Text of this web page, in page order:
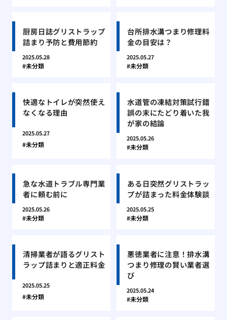
厨房日誌グリストラップ
詰まり予防と費用節約
2025.05.28
未分類
台所排水溝つまり修理料
金の目安は？
2025.05.27
未分類
快適なトイレが突然使え
なくなる理由
2025.05.27
未分類
水道管の凍結対策試行錯
誤の末にたどり着いた我
が家の結論
2025.05.26
未分類
急な水道トラブル専門業
者に頼む前に
2025.05.26
未分類
ある日突然グリストラッ
プが詰まった料金体験談
2025.05.25
未分類
清掃業者が語るグリスト
ラップ詰まりと適正料金
2025.05.25
未分類
悪徳業者に注意！排水溝
つまり修理の賢い業者選
び
2025.05.24
未分類